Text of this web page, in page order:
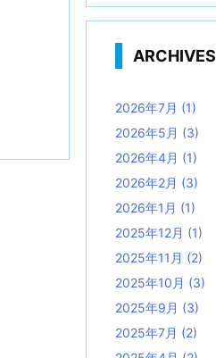
ARCHIVES
2026年7月 (1)
2026年5月 (3)
2026年4月 (1)
2026年2月 (3)
2026年1月 (1)
2025年12月 (1)
2025年11月 (2)
2025年10月 (3)
2025年9月 (3)
2025年7月 (2)